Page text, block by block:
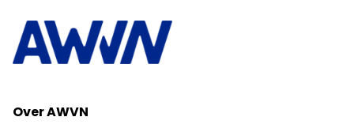
Over AWVN